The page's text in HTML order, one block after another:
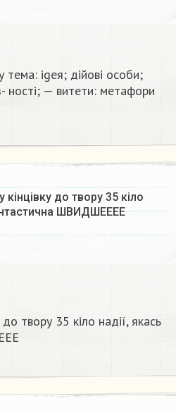
тема: igeя; дійові особи;
ності; — витети: метафори
до твору 35 кіло
ШВИДШЕЕЕЕ
твору 35 кіло надії, якась